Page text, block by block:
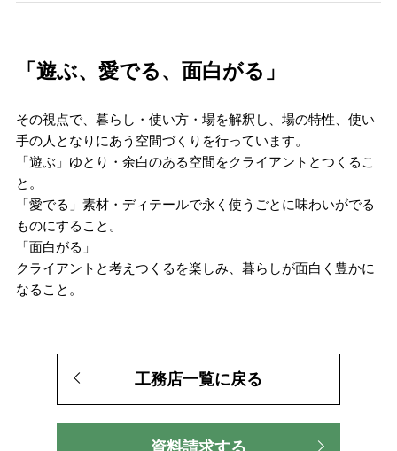
「遊ぶ、愛でる、面白がる」
その視点で、暮らし・使い方・場を解釈し、場の特性、使い
手の人となりにあう空間づくりを行っています。
「遊ぶ」ゆとり・余白のある空間をクライアントとつくるこ
と。
「愛でる」素材・ディテールで永く使うごとに味わいがでる
ものにすること。
「面白がる」
クライアントと考えつくるを楽しみ、暮らしが面白く豊かに
なること。
工務店一覧に戻る